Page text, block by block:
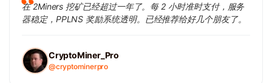
在 2Miners 挖矿已经超过一年了。每 2 小时准时支付，服务
器稳定，PPLNS 奖励系统透明。已经推荐给好几个朋友了。
CryptoMiner_Pro
@cryptominerpro